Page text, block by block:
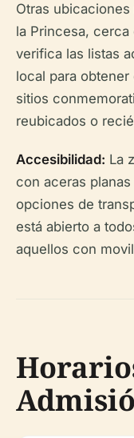
Otras
la Princesa,
verifica las listas
local para
sitios
reubicados o
Accesibilidad: La
con aceras
opciones de
está abierto a
aquellos con